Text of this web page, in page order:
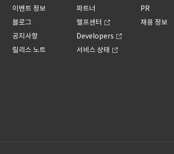
이벤트 정보
블로그
공지사항
릴리스 노트
파트너
헬프센터
Developers
서비스 상태
PR
채용 정보